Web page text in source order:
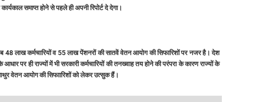
समाप्त होने से पहले ही अपनी रिपोर्ट दे देगा।
48 लाख कर्मचारियों व 55 लाख पेंशनरों की सातवें वेतन आयोग की सिफारिशों पर नजर है। देश
पर ही राज्यों में भी सरकारी कर्मचारियों की तनख्वाह तय होने की परंपरा के कारण राज्यों के
वेतन आयोग की सिफाारिशों को लेकर उत्सुक हैं।